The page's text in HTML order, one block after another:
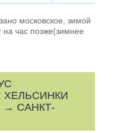
московское, зимой
час позже(зимнее
ХЕЛЬСИНКИ
→ САНКТ-